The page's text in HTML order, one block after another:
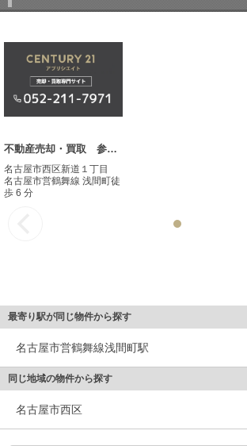
不動産売却・買取 参考事例
名古屋市西区新道１丁目
名古屋市営鶴舞線 浅間町徒
歩 6 分
最寄り駅が同じ物件から探す
名古屋市営鶴舞線浅間町駅
同じ地域の物件から探す
名古屋市西区